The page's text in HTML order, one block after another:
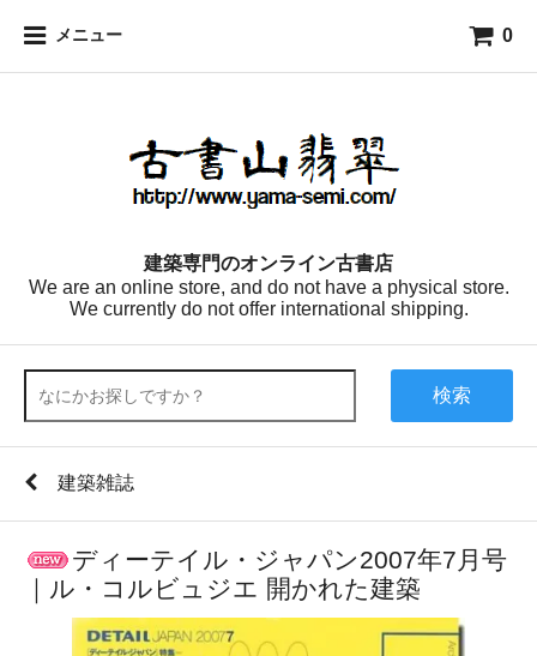
メニュー 0
建築専門のオンライン古書店
We are an online store, and do not have a physical store.
We currently do not offer international shipping.
検索
建築雑誌
ディーテイル・ジャパン2007年7月号
｜ル・コルビュジエ 開かれた建築